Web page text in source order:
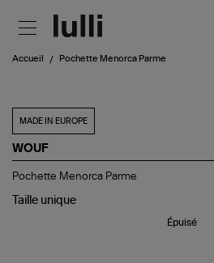
Accueil Pochette Menorca Parme
MADE IN EUROPE
WOUF
Pochette
Parme
Pochette Menorca Parme
Taille unique
Épuisé